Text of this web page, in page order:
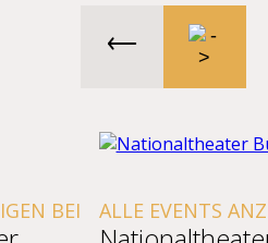
BEI ALLE EVENTS